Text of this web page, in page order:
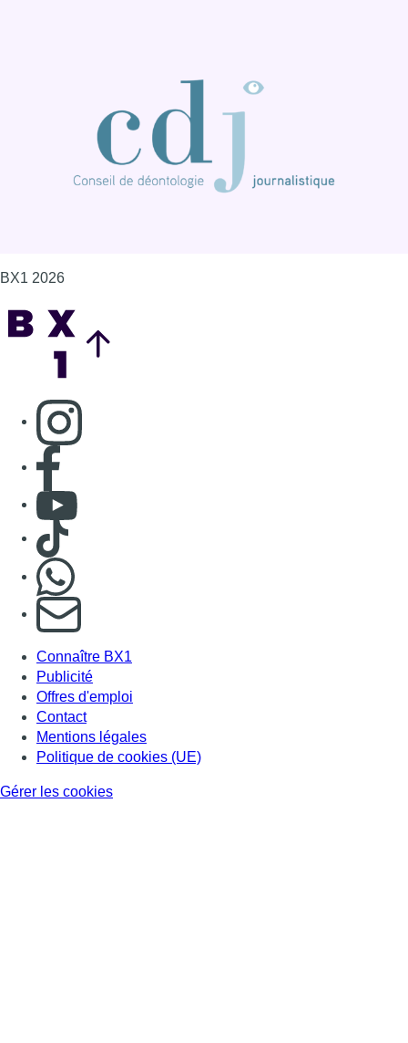
BX1 2026
Consulter page Instagram
Consulter page Facebook
Consulter Youtube
Consulter TikTok
S'abonner à notre newsletter
Connaître BX1
Publicité
Offres d'emploi
Contact
Mentions légales
Politique de cookies (UE)
Gérer les cookies